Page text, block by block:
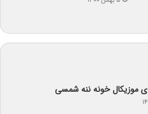
موزیکال خونه ننه شمسی